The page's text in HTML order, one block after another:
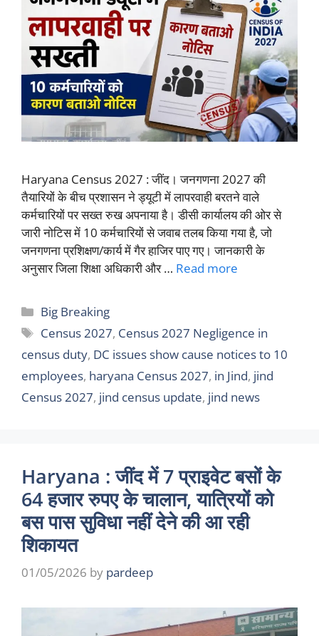
Haryana Census 2027 : जींद। जनगणना 2027 की
तैयारियों के बीच प्रशासन ने ड्यूटी में लापरवाही बरतने वाले
कर्मचारियों पर सख्त रुख अपनाया है। डीसी कार्यालय की ओर से
जारी नोटिस में 10 कर्मचारियों से जवाब तलब किया गया है, जो
जनगणना प्रशिक्षण/कार्य में गैर हाजिर पाए गए। जानकारी के
अनुसार जिला शिक्षा अधिकारी और … Read more
Categories
Big Breaking
Tags
Census 2027, Census 2027 Negligence in
census duty, DC issues show cause notices to 10
employees, haryana Census 2027, in Jind, jind
Census 2027, jind census update, jind news
Haryana : जींद में 7 प्राइवेट बसों के
64 हजार रुपए के चालान, यात्रियों को
बस पास सुविधा नहीं देने की आ रही
शिकायत
01/05/2026 by pardeep